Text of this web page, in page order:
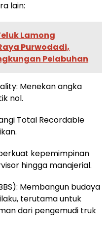
lain:
Lamong
Purwodadi,
Pelabuhan
Menekan angka
nol.
Total Recordable
kepemimpinan
hingga manajerial.
Membangun budaya
terutama untuk
dari pengemudi truk